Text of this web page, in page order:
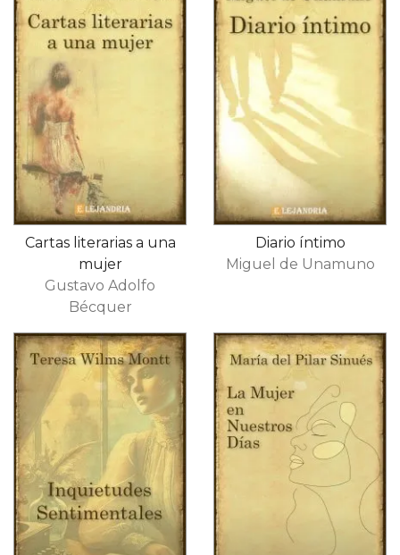
Cartas literarias a una
mujer
Gustavo Adolfo
Bécquer
Diario íntimo
Miguel de Unamuno